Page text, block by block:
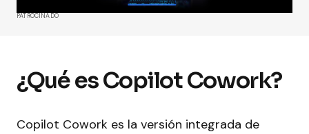
PATROCINADO
¿Qué es Copilot Cowork?
Copilot Cowork es la versión integrada de